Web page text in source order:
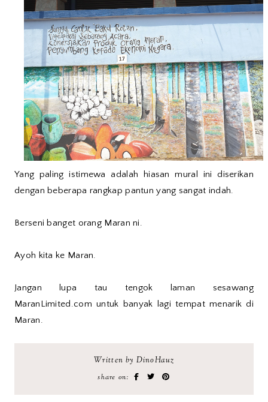
Yang paling istimewa adalah hiasan mural ini diserikan
dengan beberapa rangkap pantun yang sangat indah.
Berseni banget orang Maran ni.
Ayoh kita ke Maran.
Jangan lupa tau tengok laman sesawang
MaranLimited.com untuk banyak lagi tempat menarik di
Maran.
Written by DinoHauz
share on: